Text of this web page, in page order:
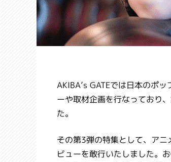
AKIBA’s GATEでは日本のポ
ーや取材企画を行なっており
た。
その第3弾の特集として、ア
ビューを敢行いたしました。